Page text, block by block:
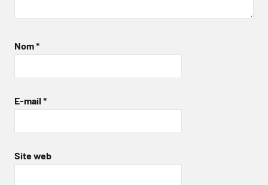
Nom*
E-mail *
Site web